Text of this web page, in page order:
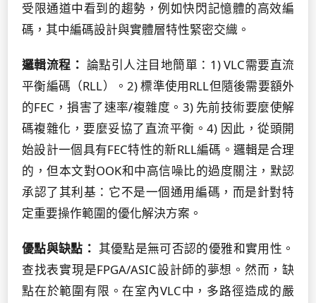
受限通道中看到的趨勢，例如快閃記憶體的高效編
碼，其中編碼設計與實體層特性緊密交織。
邏輯流程： 論點引人注目地簡單：1) VLC需要直流
平衡編碼（RLL）。2) 標準使用RLL但隨後需要額外
的FEC，損害了速率/複雜度。3) 先前技術要麼使解
碼複雜化，要麼妥協了直流平衡。4) 因此，從頭開
始設計一個具有FEC特性的新RLL編碼。邏輯是合理
的，但本文對OOK和中高信噪比的過度關注，默認
承認了其利基：它不是一個通用編碼，而是針對特
定重要操作範圍的優化解決方案。
優點與缺點： 其優點是無可否認的優雅和實用性。
查找表實現是FPGA/ASIC設計師的夢想。然而，缺
點在於範圍有限。在室內VLC中，多路徑造成的嚴